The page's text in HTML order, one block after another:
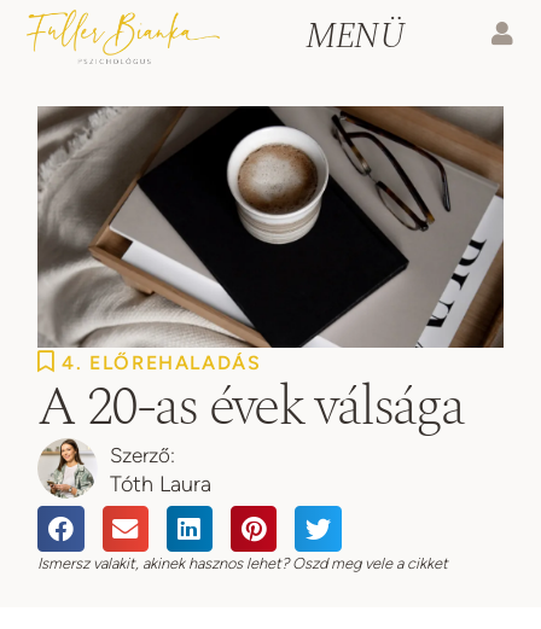
4. ELŐREHALADÁS
A 20-as évek válsága
Tóth Laura
Ismersz valakit, akinek hasznos lehet? Oszd meg vele a cikket